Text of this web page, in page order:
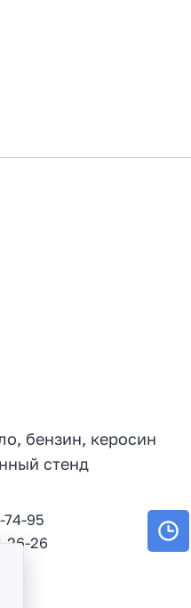
бензин, керосин
стенд
74-95
26-26